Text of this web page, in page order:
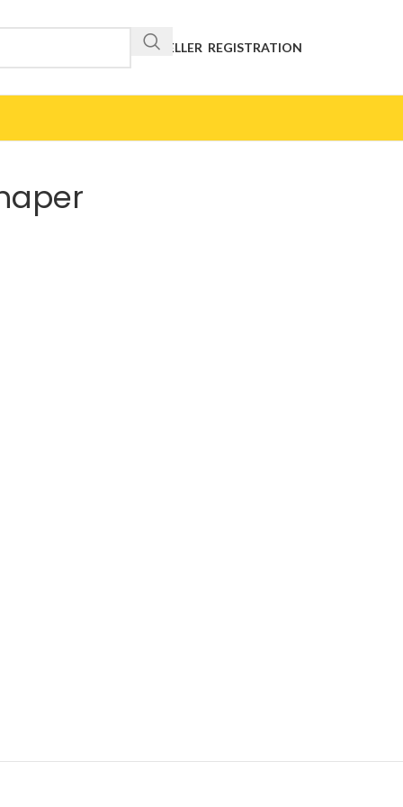
RESELLER REGISTRATION